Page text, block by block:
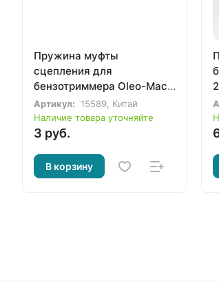
Пружина муфты
сцепления для
бензотриммера Oleo-Mac
Sparta 25 / 26, Efco Stark
25 / 26 / 2500, 8200, 8220,
8260
Артикул:
15589, Китай
Наличие товара уточняйте
3 руб.
В корзину